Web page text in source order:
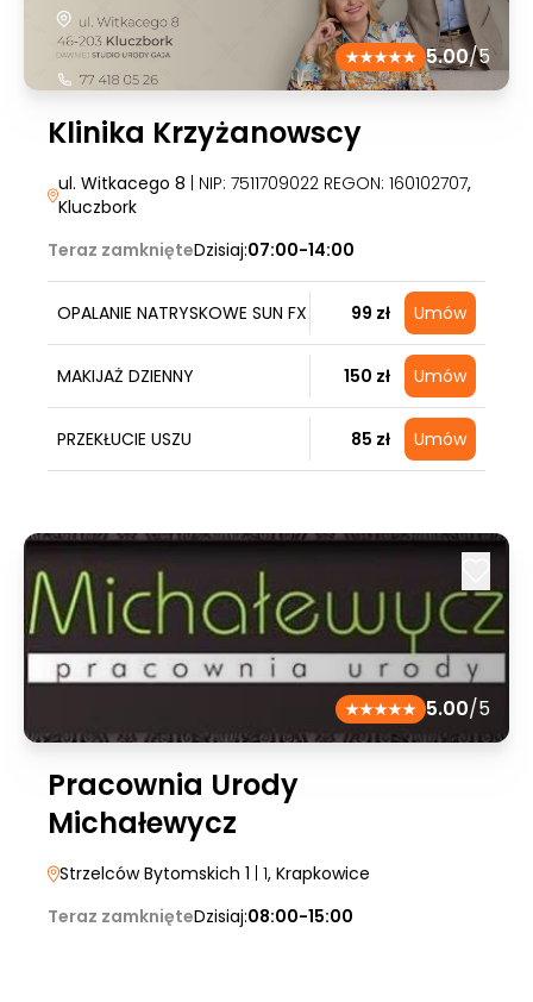
5.00/5
Klinika Krzyżanowscy
ul. Witkacego 8 | NIP: 7511709022 REGON: 160102707,
Kluczbork
Teraz zamknięteDzisiaj:07:00-14:00
OPALANIE NATRYSKOWE SUN FX 99 zł Umów
MAKIJAŻ DZIENNY 150 zł Umów
PRZEKŁUCIE USZU 85 zł Umów
5.00/5
Pracownia Urody
Michałewycz
Strzelców Bytomskich 1 | 1, Krapkowice
Teraz zamknięteDzisiaj:08:00-15:00